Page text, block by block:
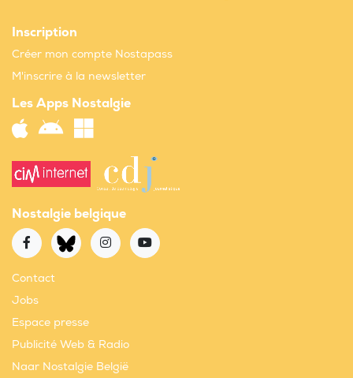
Inscription
Créer mon compte Nostapass
M'inscrire à la newsletter
Les Apps Nostalgie
Nostalgie belgique
Contact
Jobs
Espace presse
Publicité Web & Radio
Naar Nostalgie België